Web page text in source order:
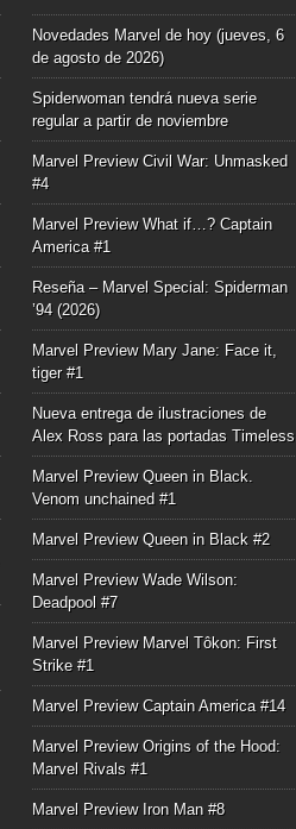
Novedades Marvel de hoy (jueves, 6
de agosto de 2026)
Spiderwoman tendrá nueva serie
regular a partir de noviembre
Marvel Preview Civil War: Unmasked
#4
Marvel Preview What if…? Captain
America #1
Reseña – Marvel Special: Spiderman
’94 (2026)
Marvel Preview Mary Jane: Face it,
tiger #1
Nueva entrega de ilustraciones de
Alex Ross para las portadas Timeless
Marvel Preview Queen in Black.
Venom unchained #1
Marvel Preview Queen in Black #2
Marvel Preview Wade Wilson:
Deadpool #7
Marvel Preview Marvel Tôkon: First
Strike #1
Marvel Preview Captain America #14
Marvel Preview Origins of the Hood:
Marvel Rivals #1
Marvel Preview Iron Man #8